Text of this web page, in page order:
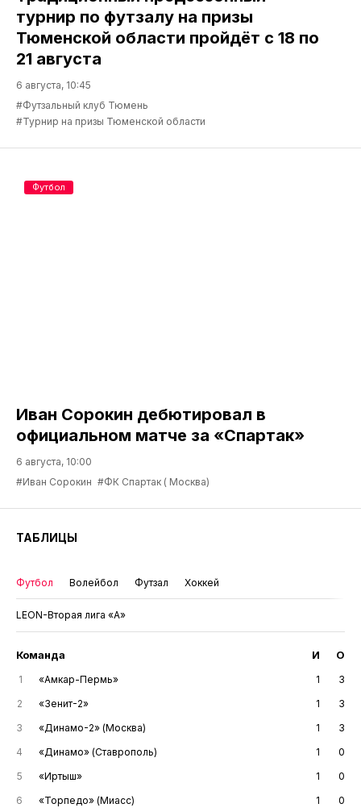
турнир по футзалу на призы
Тюменской области пройдёт с 18 по
21 августа
6 августа, 10:45
#Футзальный клуб Тюмень
#Турнир на призы Тюменской области
Иван Сорокин дебютировал в
официальном матче за «Спартак»
6 августа, 10:00
#Иван Сорокин #ФК Спартак ( Москва)
Футбол
ТАБЛИЦЫ
Футбол Волейбол Футзал Хоккей
LEON-Вторая лига «А»
Команда И О
1 «Амкар-Пермь» 1
3
2
«Зенит-2» 1
3
3
«Динамо-2» (Москва) 1
3
4
«Динамо» (Ставрополь) 1
0
5
«Иртыш» 1
0
6
«Торпедо» (Миасс) 1
0